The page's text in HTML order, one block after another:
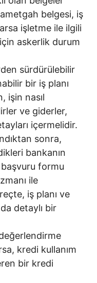
belgesi, iş
işletme ile ilgili
askerlik durum
sürdürülebilir
bir iş planı
işin nasıl
ve giderler,
içermelidir.
sonra,
bankanın
formu
ile
iş planı ve
detaylı bir
kredi kullanım
bir kredi